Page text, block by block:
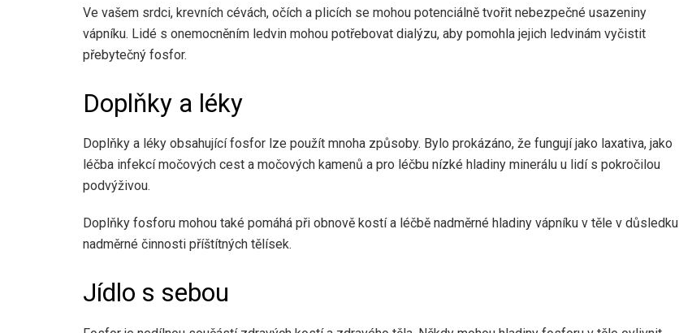
Ve vašem srdci, krevních cévách, očích a plicích se mohou potenciálně tvořit nebezpečné usazeniny
vápníku. Lidé s onemocněním ledvin mohou potřebovat dialýzu, aby pomohla jejich ledvinám vyčistit
přebytečný fosfor.
Doplňky a léky
Doplňky a léky obsahující fosfor lze použít mnoha způsoby. Bylo prokázáno, že fungují jako laxativa, jako
léčba infekcí močových cest a močových kamenů a pro léčbu nízké hladiny minerálu u lidí s pokročilou
podvýživou.
Doplňky fosforu mohou také pomáhá při obnově kostí a léčbě nadměrné hladiny vápníku v těle v důsledku
nadměrné činnosti příštítných tělísek.
Jídlo s sebou